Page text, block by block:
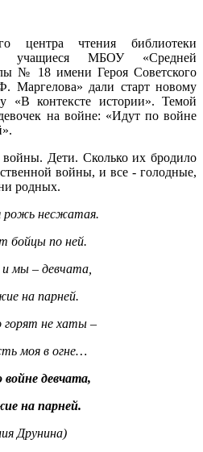
центра чтения библиотеки
учащиеся МБОУ «Средней
№ 18 имени Героя Советского
Маргелова» дали старт новому
«В контексте истории». Темой
на войне: «Идут по войне
Дети. Сколько их бродило
войны, и все - голодные,
родных.
рожь несжатая.
бойцы по ней.
мы – девчата,
на парней.
не хаты –
моя в огне…
девчата,
на парней.
Друнина)